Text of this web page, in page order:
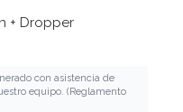
+ Dropper
con asistencia de
equipo. (Reglamento